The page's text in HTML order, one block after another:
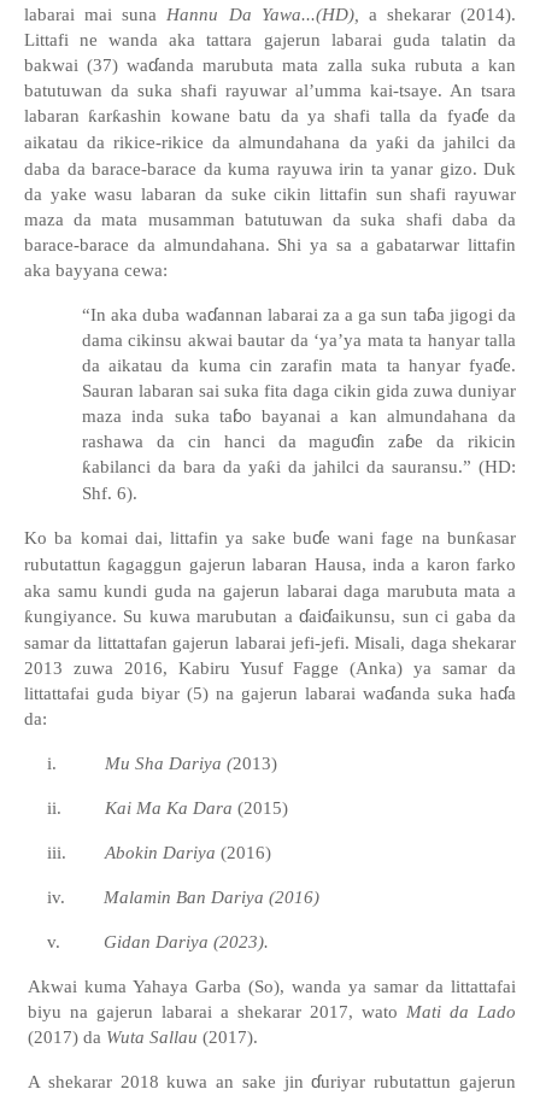
labarai mai suna Hannu Da Yawa...(HD),
a shekarar (2014).
Littafi ne wanda aka tattara gajerun labarai guda talatin da
bakwai (37) waɗanda marubuta mata zalla suka rubuta a kan
batutuwan da suka shafi rayuwar al’umma kai-tsaye. An tsara
labaran ƙarƙashin kowane batu da ya shafi talla da fyaɗe da
aikatau da rikice-rikice da almundahana da yaƙi da jahilci da
daba da barace-barace da kuma rayuwa irin ta yanar gizo. Duk
da yake wasu labaran da suke cikin littafin sun shafi rayuwar
maza da mata musamman batutuwan da suka shafi daba da
barace-barace da almundahana. Shi ya sa a gabatarwar littafin
aka bayyana cewa:
“In aka duba waɗannan labarai za a ga sun taɓa jigogi da
dama cikinsu akwai bautar da ‘ya’ya mata ta hanyar talla
da aikatau da kuma cin zarafin mata ta hanyar fyaɗe.
Sauran labaran sai suka fita daga cikin gida zuwa duniyar
maza inda suka taɓo bayanai a kan almundahana da
rashawa da cin hanci da maguɗin zaɓe da rikicin
ƙabilanci da bara da yaƙi da jahilci da sauransu.” (HD:
Shf. 6).
Ko ba komai dai, littafin ya sake buɗe wani fage na bunƙasar
rubutattun ƙagaggun gajerun labaran Hausa, inda a karon farko
aka samu kundi guda na gajerun labarai daga marubuta mata a
ƙungiyance. Su kuwa marubutan aɗaiɗaikunsu, sun ci gaba da
samar da littattafan gajerun labarai jefi-jefi. Misali, daga shekarar
2013 zuwa 2016, Kabiru Yusuf Fagge (Anka) ya samar da
littattafai guda biyar (5) na gajerun labarai waɗanda suka haɗa
da:
i. Mu Sha Dariya (2013)
ii. Kai Ma Ka Dara (2015)
iii. Abokin Dariya (2016)
iv. Malamin Ban Dariya (2016)
v. Gidan Dariya (2023).
Akwai kuma Yahaya Garba (So), wanda ya samar da littattafai
biyu na gajerun labarai a shekarar 2017, wato Mati da Lado
(2017) da Wuta Sallau (2017).
A shekarar 2018 kuwa an sake jinɗuriyar rubutattun gajerun